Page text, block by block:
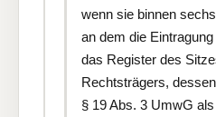
wenn sie binnen
an dem die
das Register des
Rechtsträgers,
§ 19 Abs. 3 UmwG